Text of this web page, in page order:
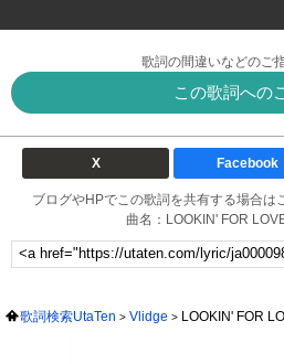
歌詞の間違いなどのご
この歌詞への
X Facebook
ブログやHPでこの歌詞を共有する場合は
曲名：LOOKIN' FOR
歌詞検索UtaTen Vlidge LOOKIN' FOR